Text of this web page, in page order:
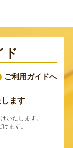
ド
ご利用ガイドへ
ます
いたします。
ます。